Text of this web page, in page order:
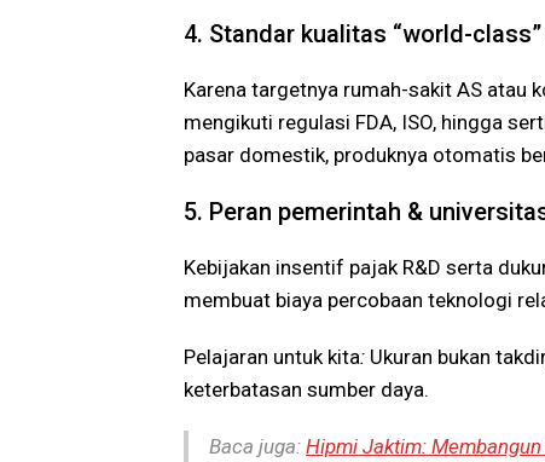
4. Standar kualitas “world-
Karena targetnya rumah-sakit AS atau
mengikuti regulasi FDA, ISO, hingga
pasar domestik, produknya otomatis
5. Peran pemerintah &
Kebijakan insentif pajak R&D serta
membuat biaya percobaan teknologi
Pelajaran untuk kita: Ukuran bukan
keterbatasan sumber daya.
Baca juga: Hipmi Jaktim: